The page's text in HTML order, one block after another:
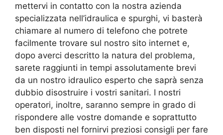
mettervi in contatto con la nostra azienda
specializzata nell’idraulica e spurghi, vi basterà
chiamare al numero di telefono che potrete
facilmente trovare sul nostro sito internet e,
dopo averci descritto la natura del problema,
sarete raggiunti in tempi assolutamente brevi
da un nostro idraulico esperto che saprà senza
dubbio disostruire i vostri sanitari. I nostri
operatori, inoltre, saranno sempre in grado di
rispondere alle vostre domande e soprattutto
ben disposti nel fornirvi preziosi consigli per fare